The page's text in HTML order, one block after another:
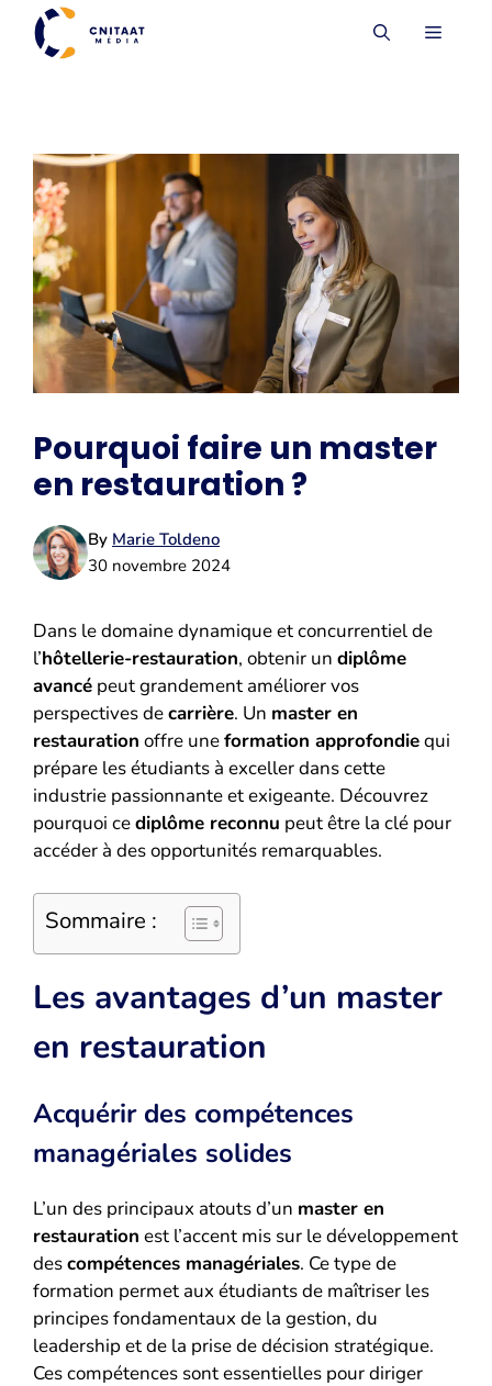
Aller
contenu
MENU
Pourquoi faire un master
en restauration ?
By Marie Toldeno
30 novembre 2024
Dans le domaine dynamique et concurrentiel de
l’hôtellerie-restauration, obtenir un diplôme
avancé peut grandement améliorer vos
perspectives decarrière. Un master en
restauration offre uneformation approfondiequi
prépare les étudiants à exceller dans cette
industrie passionnante et exigeante. Découvrez
pourquoi cediplôme reconnu peut être la clé pour
accéder à des opportunités remarquables.
Sommaire :
Les avantages d’un master
en restauration
Acquérir des compétences
managériales solides
L’un des principaux atouts d’un master en
restauration est l’accent mis sur le développement
descompétences managériales. Ce type de
formation permet aux étudiants de maîtriser les
principes fondamentaux de la gestion, du
leadership et de la prise de décision stratégique.
Ces compétences sont essentielles pour diriger